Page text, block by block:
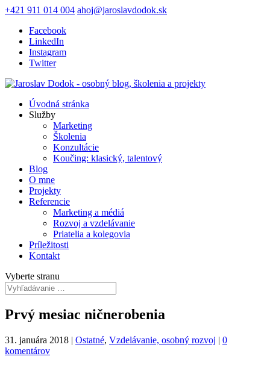
+421 911 014 004 ahoj@jaroslavdodok.sk
Facebook
LinkedIn
Instagram
Twitter
Úvodná stránka
Služby
Marketing
Školenia
Konzultácie
Koučing: klasický, talentový
Blog
O mne
Projekty
Referencie
Marketing a médiá
Rozvoj a vzdelávanie
Priatelia a kolegovia
Príležitosti
Kontakt
Vyberte stranu
Prvý mesiac ničnerobenia
31. januára 2018 | Ostatné, Vzdelávanie, osobný rozvoj | 0
komentárov